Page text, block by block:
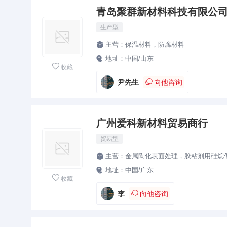
 收藏
青岛聚群新材料科技有限公司
生产型
 主营： 保温材料，防腐材料
 地址： 中国/山东
尹先生  向他咨询
 收藏
广州爱科新材料贸易商行
贸易型
 主营： 金属陶化表面处理，胶粘剂用硅烷偶联剂，金属热熔胶附着力促进剂，玻璃漆耐水助剂 盖板丝印油墨密着剂，陶氏
 地址： 中国/广东
李  向他咨询